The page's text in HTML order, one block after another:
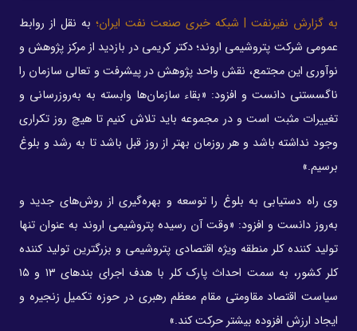
به گزارش نفیرنفت | شبکه خبری صنعت نفت ایران؛ به نقل از روابط
عمومی شرکت پتروشیمی اروند؛ دکتر کریمی در بازدید از مرکز پژوهش و
نوآوری این مجتمع، نقش واحد پژوهش در پیشرفت و تعالی سازمان را
ناگسستنی دانست و افزود: «بقاء سازمان‌ها وابسته به به‌روزرسانی و
تغییرات مثبت است و در مجموعه باید تلاش کنیم تا هیچ روز تکراری
وجود نداشته باشد و هر روزمان بهتر از روز قبل باشد تا به رشد و بلوغ
برسیم.»
وی راه دستیابی به بلوغ را توسعه و بهره‌گیری از روش‌های جدید و
به‌روز دانست و افزود: «وقت آن رسیده پتروشیمی اروند به عنوان تنها
تولید کننده کلر منطقه ویژه اقتصادی پتروشیمی و بزرگترین تولید کننده
کلر کشور، به سمت احداث پارک کلر با هدف اجرای بندهای ۱۳ و ۱۵
سیاست اقتصاد مقاومتی مقام معظم رهبری در حوزه تکمیل زنجیره و
ایجاد ارزش افزوده بیشتر حرکت کند.»